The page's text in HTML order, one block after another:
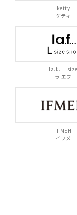
ketty
ケティ
la.f... L size
ラ エフ
IFMEH
イフメ